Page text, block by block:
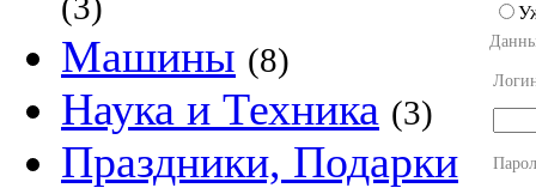
Машины (8)
Наука и Техника (3)
Праздники, Подарки